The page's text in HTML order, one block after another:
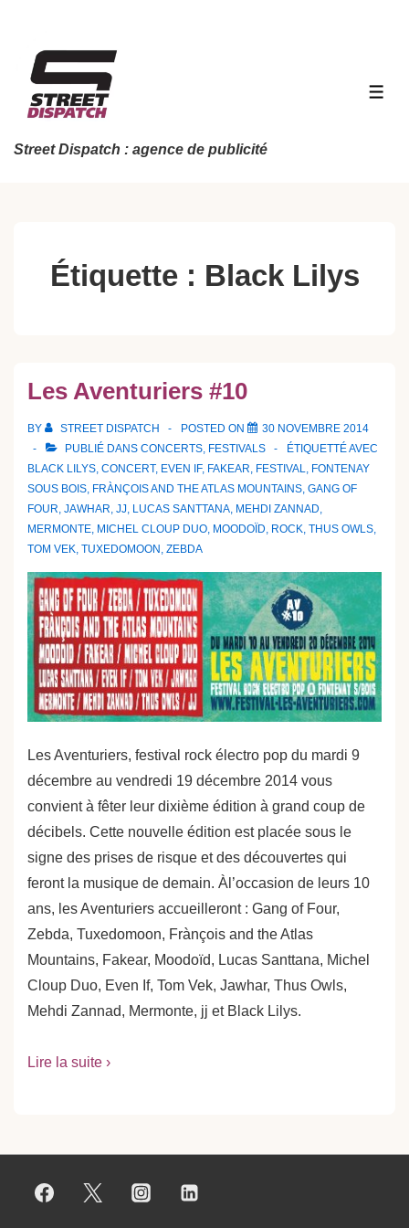
contenu
principal
Street Dispatch : agence de publicité
Étiquette : Black Lilys
Les Aventuriers #10
BY STREET DISPATCH POSTED ON
30 NOVEMBRE 2014
PUBLIÉ DANS CONCERTS, FESTIVALS
ÉTIQUETTÉ AVEC
BLACK LILYS, CONCERT, EVEN IF, FAKEAR, FESTIVAL, FONTENAY
SOUS BOIS, FRÀNÇOIS AND THE ATLAS MOUNTAINS, GANG OF
FOUR, JAWHAR, JJ, LUCAS SANTTANA, MEHDI ZANNAD,
MERMONTE, MICHEL CLOUP DUO, MOODOÏD, ROCK, THUS OWLS,
TOM VEK, TUXEDOMOON , ZEBDA
Les Aventuriers, festival rock électro pop du mardi 9
décembre au vendredi 19 décembre 2014 vous
convient à fêter leur dixième édition à grand coup de
décibels. Cette nouvelle édition est placée sous le
signe des prises de risque et des découvertes qui
feront la musique de demain. Àl’occasion de leurs 10
ans, les Aventuriers accueilleront : Gang of Four,
Zebda, Tuxedomoon, Frànçois and the Atlas
Mountains, Fakear, Moodoïd, Lucas Santtana, Michel
Cloup Duo, Even If, Tom Vek, Jawhar, Thus Owls,
Mehdi Zannad, Mermonte, jj et Black Lilys.
Lire la suite ›